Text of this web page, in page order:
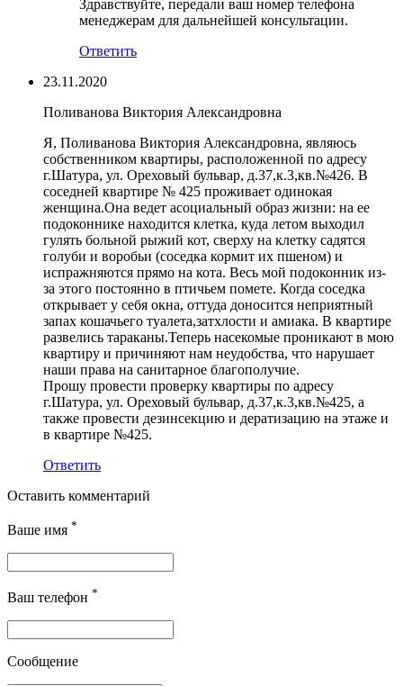
Здравствуйте, передали ваш номер телефона
менеджерам для дальнейшей консультации.
Ответить
23.11.2020
Поливанова Виктория Александровна
Я, Поливанова Виктория Александровна, являюсь
собственником квартиры, расположенной по адресу
г.Шатура, ул. Ореховый бульвар, д.37,к.3,кв.№426. В
соседней квартире № 425 проживает одинокая
женщина.Она ведет асоциальный образ жизни: на ее
подоконнике находится клетка, куда летом выходил
гулять больной рыжий кот, сверху на клетку садятся
голуби и воробьи (соседка кормит их пшеном) и
испражняются прямо на кота. Весь мой подоконник из-
за этого постоянно в птичьем помете. Когда соседка
открывает у себя окна, оттуда доносится неприятный
запах кошачьего туалета,затхлости и амиака. В квартире
развелись тараканы.Теперь насекомые проникают в мою
квартиру и причиняют нам неудобства, что нарушает
наши права на санитарное благополучие.
Прошу провести проверку квартиры по адресу
г.Шатура, ул. Ореховый бульвар, д.37,к.3,кв.№425, а
также провести дезинсекцию и дератизацию на этаже и
в квартире №425.
Ответить
Оставить комментарий
Ваше имя *
Ваш телефон *
Сообщение